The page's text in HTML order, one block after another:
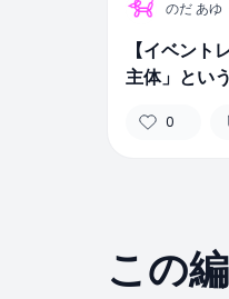
U のだ あゆ
【イベント
主体」とい
0
この